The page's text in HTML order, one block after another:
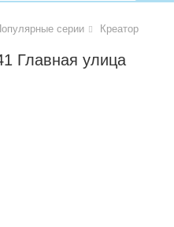
серии Креатор
Главная улица